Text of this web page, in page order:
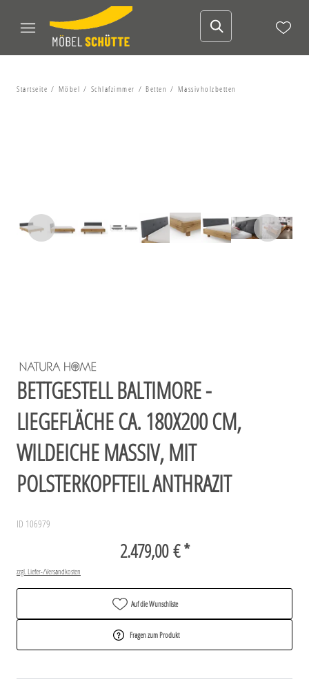
Startseite Möbel Schlafzimmer Betten Massivholzbetten
BETTGESTELL BALTIMORE -
LIEGEFLÄCHE CA. 180X200 CM,
WILDEICHE MASSIV, MIT
POLSTERKOPFTEIL ANTHRAZIT
ID 106979
2.479,00 € *
zzgl. Liefer-/Versandkosten
Auf die Wunschliste
Fragen zum Produkt